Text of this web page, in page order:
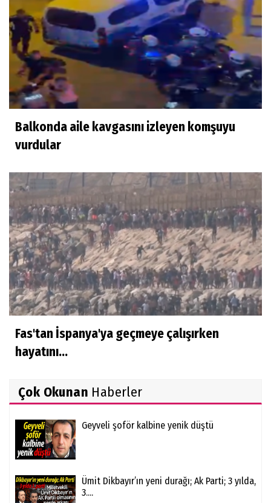
Balkonda aile kavgasını izleyen komşuyu
vurdular
Fas'tan İspanya'ya geçmeye çalışırken
hayatını...
Çok Okunan Haberler
Geyveli şoför kalbine yenik düştü
Ümit Dikbayır’ın yeni durağı; Ak Parti; 3 yılda,
3....